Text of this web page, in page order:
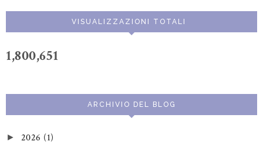
VISUALIZZAZIONI TOTALI
1,800,651
ARCHIVIO DEL BLOG
► 2026 (1)